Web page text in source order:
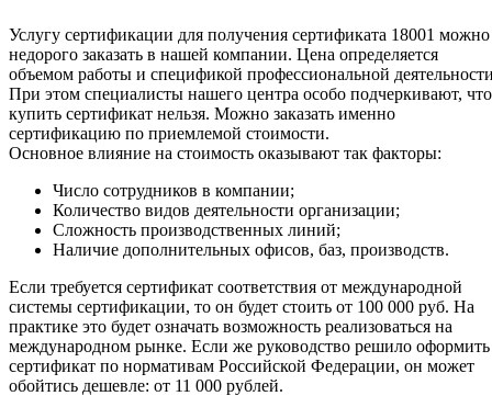
Услугу сертификации для получения сертификата 18001 можно
недорого заказать в нашей компании. Цена определяется
объемом работы и спецификой профессиональной
При этом специалисты нашего центра особо подчеркивают, что
купить сертификат нельзя. Можно заказать именно
сертификацию по приемлемой стоимости.
Основное влияние на стоимость оказывают так факторы:
Число сотрудников в компании;
Количество видов деятельности организации;
Сложность производственных линий;
Наличие дополнительных офисов, баз, производств.
Если требуется сертификат соответствия от международной
системы сертификации, то он будет стоить от 100 000 руб. На
практике это будет означать возможность реализоваться на
международном рынке. Если же руководство решило оформить
сертификат по нормативам Российской Федерации, он может
обойтись дешевле: от 11 000 рублей.